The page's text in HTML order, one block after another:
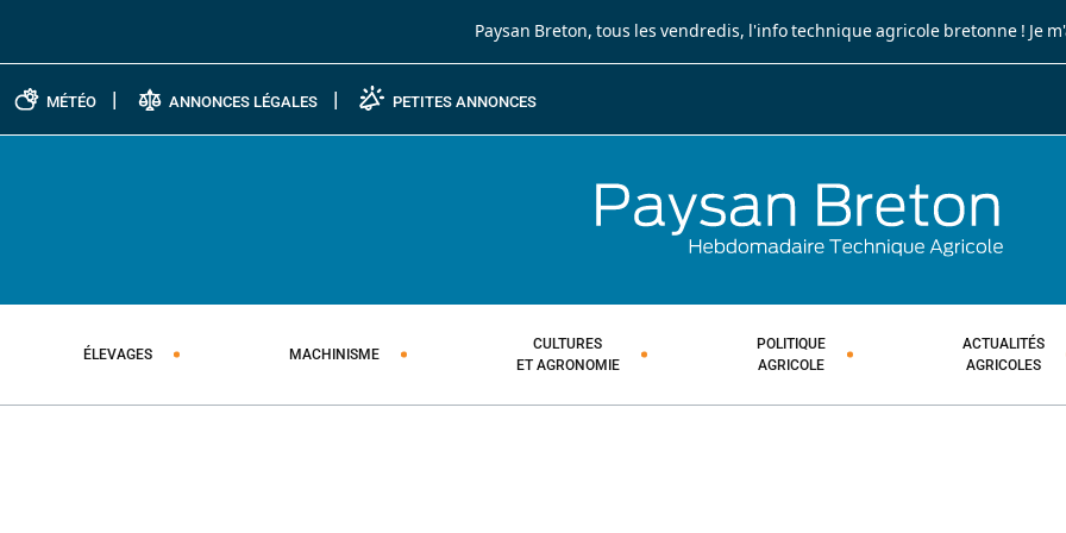
Paysan Breton, tous les vendredis, l'info technique agricole bretonne ! Je
MÉTÉO ANNONCES LÉGALES PETITES ANNONCES
ÉLEVAGES MACHINISME
CULTURES
ET AGRONOMIE
POLITIQUE
AGRICOLE
ACTUALITÉS
AGRICOLES